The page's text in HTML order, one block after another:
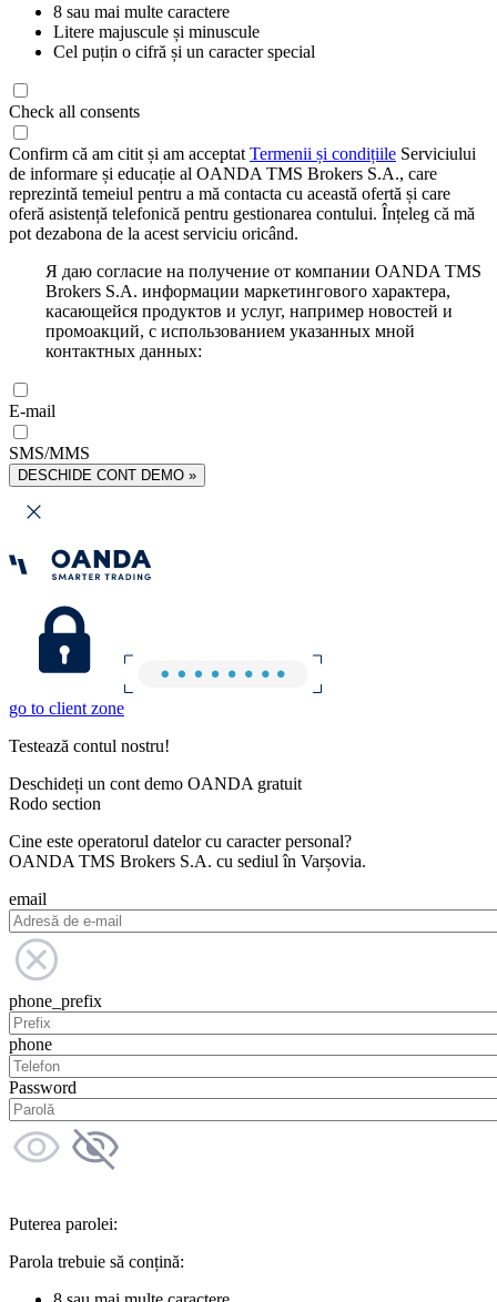
8 sau mai multe caractere
Litere majuscule și minuscule
Cel puțin o cifră și un caracter special
Check all consents
Confirm că am citit și am acceptat Termenii și condițiile Serviciului
de informare și educație al OANDA TMS Brokers S.A., care
reprezintă temeiul pentru a mă contacta cu această ofertă și care
oferă asistență telefonică pentru gestionarea contului. Înțeleg că mă
pot dezabona de la acest serviciu oricând.
Я даю согласие на получение от компании OANDA TMS
Brokers S.A. информации маркетингового характера,
касающейся продуктов и услуг, например новостей и
промоакций, с использованием указанных мной
контактных данных:
E-mail
SMS/MMS
DESCHIDE CONT DEMO »
go to client zone
Testează contul nostru!
Deschideți un cont demo OANDA gratuit
Rodo section
Cine este operatorul datelor cu caracter personal?
OANDA TMS Brokers S.A. cu sediul în Varșovia.
email
phone_prefix
phone
Password
Puterea parolei:
Parola trebuie să conțină: